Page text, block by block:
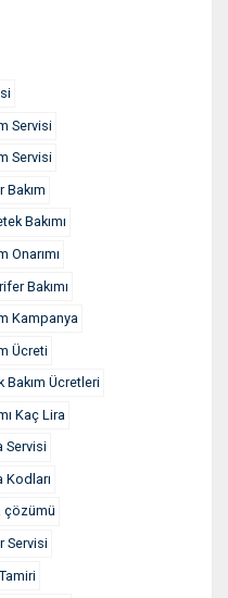
Servisi
Servisi
Bakımı
Bakımı
Kampanya
Ücreti
Ücretleri
Kaç Lira
Servisi
çözümü
Servisi